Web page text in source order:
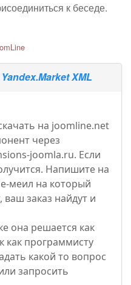
к беседе.
Yandex.Market XML
на joomline.net
через
joomla.ru. Если
Напишите на
меил на который
заказ найдут и
она решается как
как программисту
какой то вопрос
запросить